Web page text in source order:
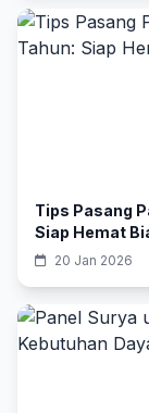
Tips Pasang
Siap Hemat
20 Jan 2026